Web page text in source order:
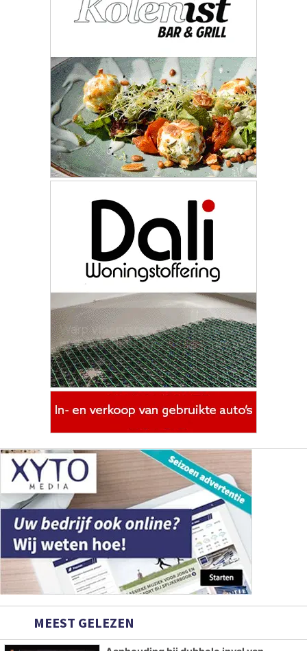
MEEST GELEZEN